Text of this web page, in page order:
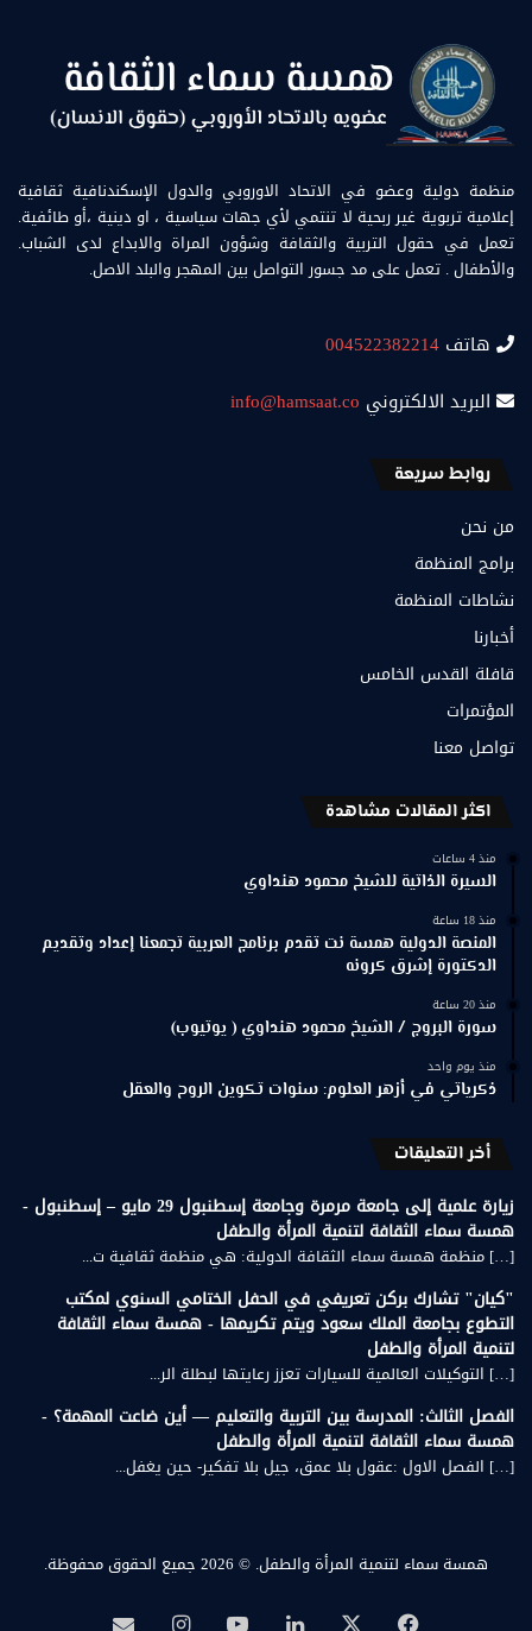
منظمة دولية وعضو في الاتحاد الاوروبي والدول الإسكندنافية ثقافية
إعلامية تربوية غير ربحية لا تنتمي لأي جهات سياسية ، او دينية ،أو طائفية.
تعمل في حقول التربية والثقافة وشؤون المراة والابداع لدى الشباب.
والأطفال . تعمل على مد جسور التواصل بين المهجر والبلد الاصل.
هاتف 004522382214
البريد الالكتروني info@hamsaat.co
روابط سريعة
من نحن
برامج المنظمة
نشاطات المنظمة
أخبارنا
قافلة القدس الخامس
المؤتمرات
تواصل معنا
اكثر المقالات مشاهدة
منذ 4 ساعات
السيرة الذاتية للشيخ محمود هنداوي
منذ 18 ساعة
المنصة الدولية همسة نت تقدم برنامج العربية تجمعنا إعداد وتقديم
الدكتورة إشرق كرونه
منذ 20 ساعة
سورة البروج / الشيخ محمود هنداوي ( يوتيوب)
منذ يوم واحد
ذكرياتي في أزهر العلوم: سنوات تكوين الروح والعقل
أخر التعليقات
زيارة علمية إلى جامعة مرمرة وجامعة إسطنبول 29 مايو – إسطنبول -
همسة سماء الثقافة لتنمية المرأة والطفل
[…] منظمة همسة سماء الثقافة الدولية: هي منظمة ثقافية ت...
"كيان" تشارك بركن تعريفي في الحفل الختامي السنوي لمكتب
التطوع بجامعة الملك سعود ويتم تكريمها - همسة سماء الثقافة
لتنمية المرأة والطفل
[…] التوكيلات العالمية للسيارات تعزز رعايتها لبطلة الر...
الفصل الثالث: المدرسة بين التربية والتعليم — أين ضاعت المهمة؟ -
همسة سماء الثقافة لتنمية المرأة والطفل
[…] الفصل الاول :عقول بلا عمق، جيل بلا تفكير- حين يغفل...
همسة سماء لتنمية المرأة والطفل. © 2026 جميع الحقوق محفوظة.